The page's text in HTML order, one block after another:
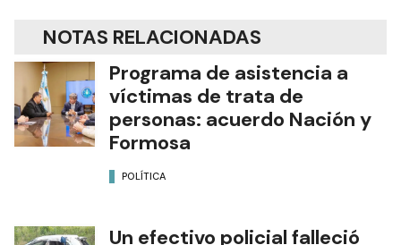
NOTAS RELACIONADAS
Programa de asistencia a
víctimas de trata de
personas: acuerdo Nación y
Formosa
POLÍTICA
Un efectivo policial falleció